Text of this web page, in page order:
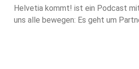
Helvetia kommt! ist ein Podcast
uns alle bewegen: Es geht um